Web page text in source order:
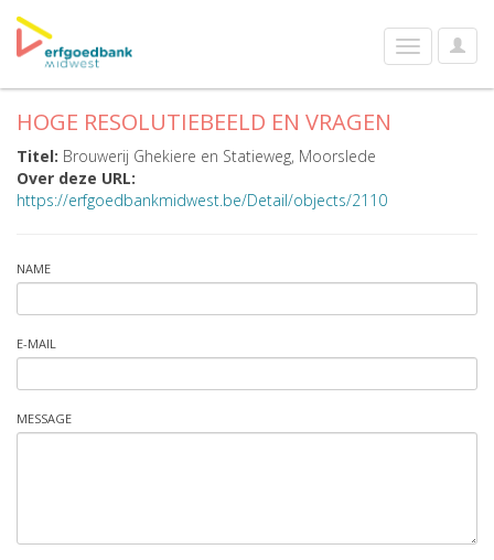
User
Toggle
navigation
HOGE RESOLUTIEBEELD EN VRAGEN
Titel: Brouwerij Ghekiere en Statieweg, Moorslede
Over deze URL:
https://erfgoedbankmidwest.be/Detail/objects/2110
NAME
E-MAIL
MESSAGE